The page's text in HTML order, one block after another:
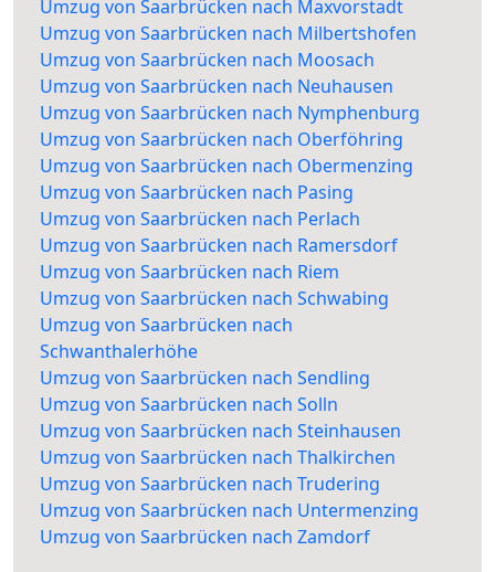
Umzug von Saarbrücken nach Maxvorstadt
Umzug von Saarbrücken nach Milbertshofen
Umzug von Saarbrücken nach Moosach
Umzug von Saarbrücken nach Neuhausen
Umzug von Saarbrücken nach Nymphenburg
Umzug von Saarbrücken nach Oberföhring
Umzug von Saarbrücken nach Obermenzing
Umzug von Saarbrücken nach Pasing
Umzug von Saarbrücken nach Perlach
Umzug von Saarbrücken nach Ramersdorf
Umzug von Saarbrücken nach Riem
Umzug von Saarbrücken nach Schwabing
Umzug von Saarbrücken nach
Schwanthalerhöhe
Umzug von Saarbrücken nach Sendling
Umzug von Saarbrücken nach Solln
Umzug von Saarbrücken nach Steinhausen
Umzug von Saarbrücken nach Thalkirchen
Umzug von Saarbrücken nach Trudering
Umzug von Saarbrücken nach Untermenzing
Umzug von Saarbrücken nach Zamdorf